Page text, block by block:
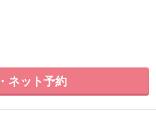
ネット予約